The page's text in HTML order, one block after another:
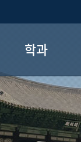
학과
학과 소개
교수진